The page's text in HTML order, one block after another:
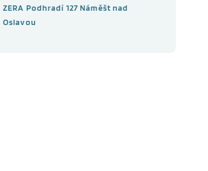
ZERA Podhradí 127 Náměšt nad
Oslavou